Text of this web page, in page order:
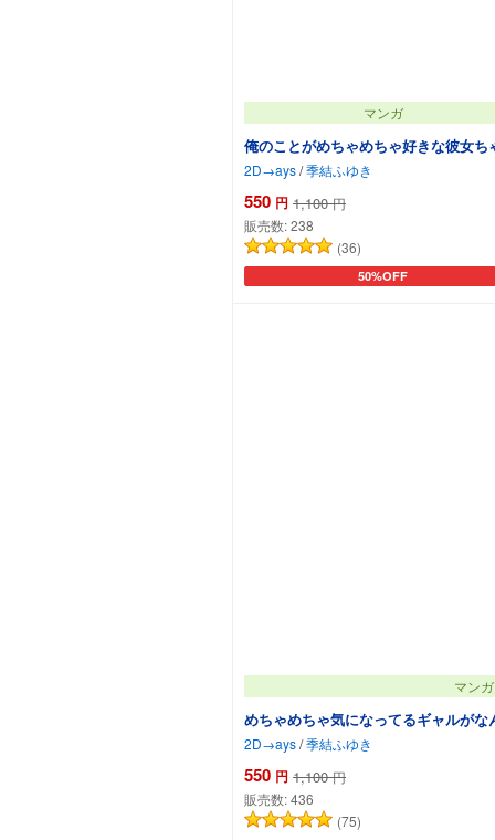
マンガ
俺のことがめちゃめちゃ好きな彼女ち
2D→ays/季結ふゆき
550 円 1,100 円
販売数:238
(36)
50%OFF
カートに追加
マンガ
めちゃめちゃ気になってるギャルが
2D→ays/季結ふゆき
550 円 1,100 円
販売数:436
(75)